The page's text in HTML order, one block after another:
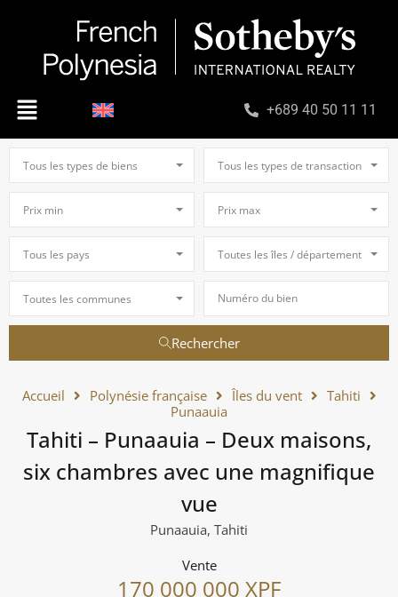
+689 40 50 11 11
Tous les types de biens Tous les types de transaction
Prix min Prix max
Tous les pays Toutes les îles / départements
Toutes les communes
Rechercher
Accueil Polynésie française Îles du vent
Tahiti
Punaauia
Tahiti – Punaauia – Deux maisons,
six chambres avec une magnifique
vue
Punaauia, Tahiti
Vente
170 000 000 XPF